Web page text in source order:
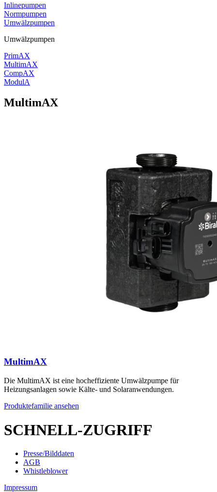
Inlinepumpen
Normpumpen
Umwälzpumpen
Umwälzpumpen
PrimAX
MultimAX
CompAX
ModulA
MultimAX
MultimAX
Die MultimAX ist eine hocheffiziente Umwälzpumpe für
Heizungsanlagen sowie Kälte- und Solaranwendungen.
Produktefamilie ansehen
SCHNELL-ZUGRIFF
Presse/Bilddaten
AGB
Whistleblower
Impressum